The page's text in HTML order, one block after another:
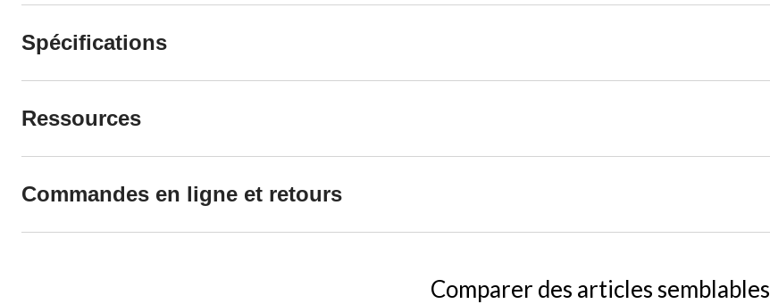
Spécifications
Ressources
Commandes en ligne et retours
Comparer des articles semblables